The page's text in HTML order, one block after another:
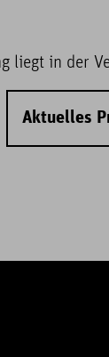
liegt in der
Aktuelles